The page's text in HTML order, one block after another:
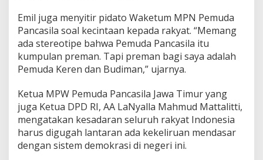
Emil juga menyitir pidato Waketum MPN Pemuda
Pancasila soal kecintaan kepada rakyat. “Memang
ada stereotipe bahwa Pemuda Pancasila itu
kumpulan preman. Tapi preman bagi saya adalah
Pemuda Keren dan Budiman,” ujarnya.
Ketua MPW Pemuda Pancasila Jawa Timur yang
juga Ketua DPD RI, AA LaNyalla Mahmud Mattalitti,
mengatakan kesadaran seluruh rakyat Indonesia
harus digugah lantaran ada kekeliruan mendasar
dengan sistem demokrasi di negeri ini.